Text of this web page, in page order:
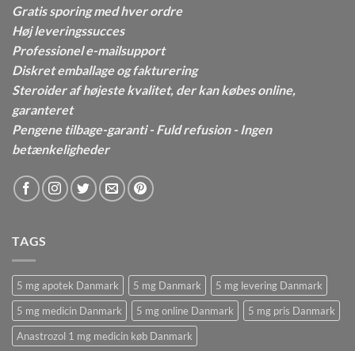
Gratis sporing med hver ordre
Høj leveringssucces
Professionel e-mailsupport
Diskret emballage og fakturering
Steroider af højeste kvalitet, der kan købes online,
garanteret
Pengene tilbage-garanti - Fuld refusion - Ingen
betænkeligheder
TAGS
5 mg apotek Danmark 5 mg Danmark
5 mg levering Danmark
5 mg medicin Danmark
5 mg online Danmark
5 mg pris Danmark
Anastrozol 1 mg medicin køb Danmark